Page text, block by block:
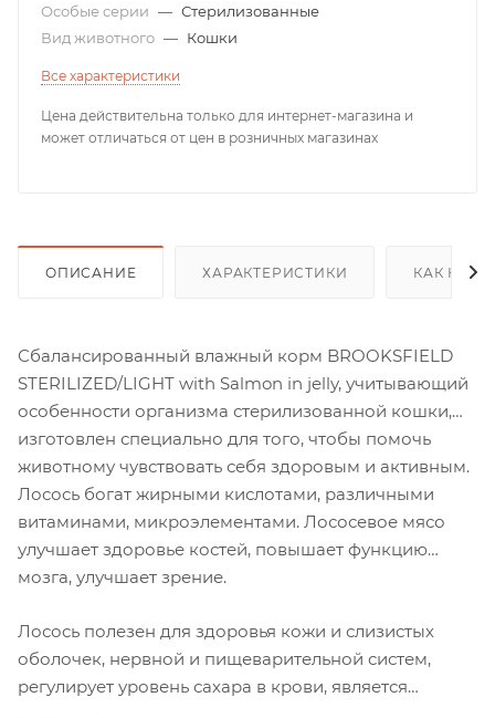
Особые серии — Стерилизованные
Вид животного — Кошки
Все характеристики
Цена действительна только для интернет-магазина и
может отличаться от цен в розничных магазинах
ОПИСАНИЕ ХАРАКТЕРИСТИКИ КАК
Сбалансированный влажный корм BROOKSFIELD
STERILIZED/LIGHT with Salmon in jelly, учитывающий
особенности организма стерилизованной кошки,
изготовлен специально для того, чтобы помочь
животному чувствовать себя здоровым и активным.
Лосось богат жирными кислотами, различными
витаминами, микроэлементами. Лососевое мясо
улучшает здоровье костей, повышает функцию
мозга, улучшает зрение.
Лосось полезен для здоровья кожи и слизистых
оболочек, нервной и пищеварительной систем,
регулирует уровень сахара в крови, является